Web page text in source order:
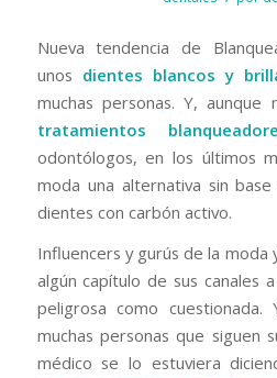
Nueva tendencia de
unos dientes blancos y
muchas personas. Y, aunque
tratamientos
odontólogos, en los últimos
moda una alternativa sin
dientes con carbón activo.
Influencers y gurús de la moda
algún capítulo de sus canales
peligrosa como
muchas personas que siguen
médico se lo estuviera